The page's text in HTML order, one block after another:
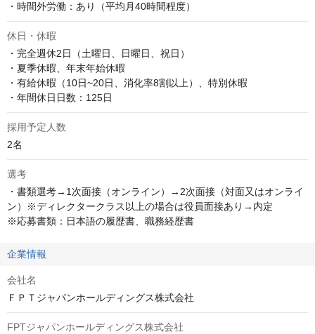
・時間外労働：あり（平均月40時間程度）
休日・休暇
・完全週休2日（土曜日、日曜日、祝日）
・夏季休暇、年末年始休暇
・有給休暇（10日~20日、消化率8割以上）、特別休暇
・年間休日日数：125日
採用予定人数
2名
選考
・書類選考→1次面接（オンライン）→2次面接（対面又はオンライ
ン）※ディレクタークラス以上の場合は役員面接あり→内定
※応募書類：日本語の履歴書、職務経歴書
企業情報
会社名
ＦＰＴジャパンホールディングス株式会社
FPTジャパンホールディングス株式会社